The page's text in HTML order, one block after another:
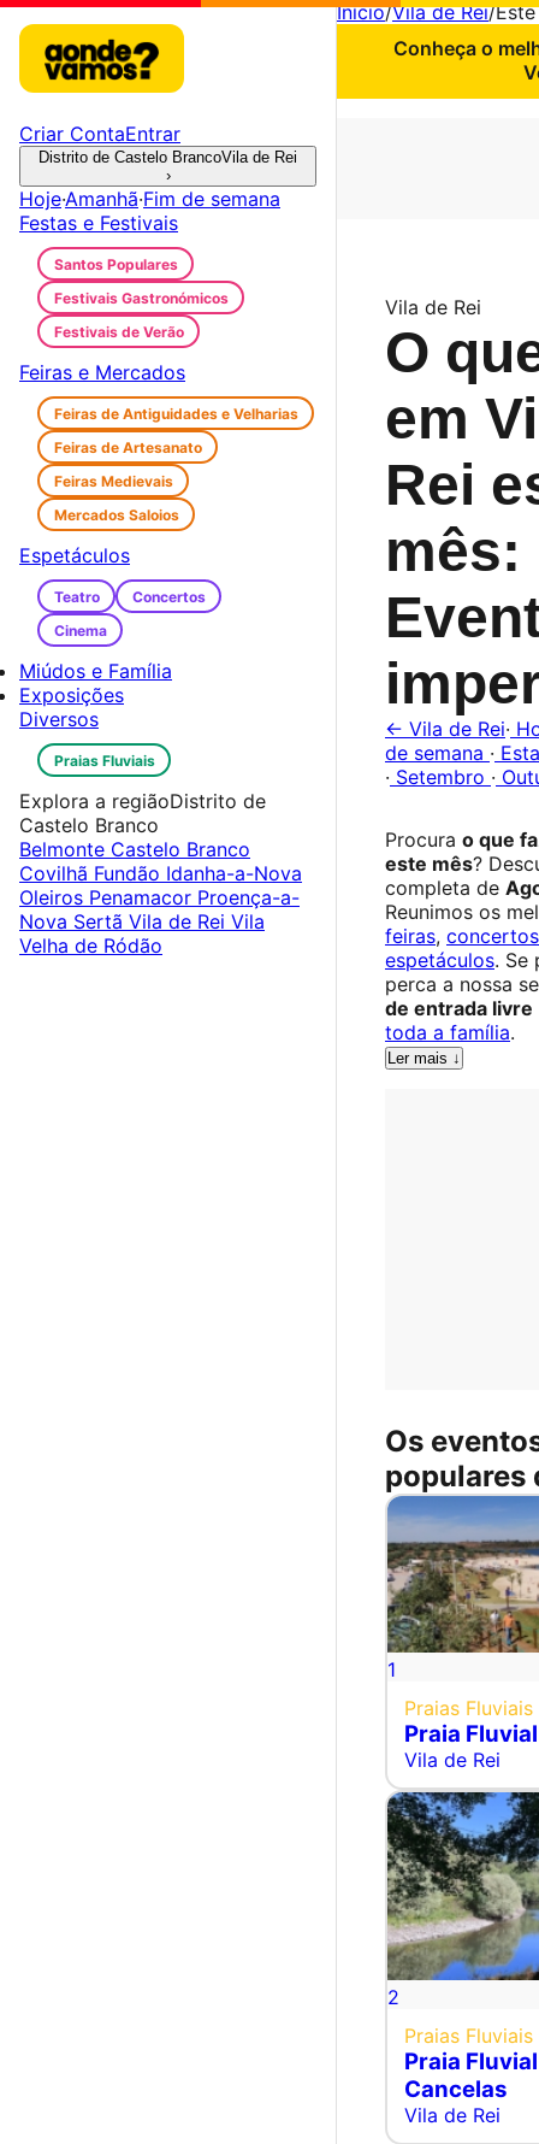
Início/Vila de Rei/
Conheça o
Vila de Rei
O
em
Rei
mês:
← Vila de Rei·
de semana ·
· Setembro ·
Procura o que
este mês?
completa de
Reunimos os
feiras, concertos
espetáculos. Se
perca a nossa
de entrada livre
toda a família.
Ler mais ↓
Os
populares
1
Praias Fluviais
Praia
Vila de Rei
2
Praias Fluviais
Praia
Cancelas
Vila de Rei
Criar ContaEntrar
Distrito de Castelo BrancoVila de Rei
›
Hoje·Amanhã·Fim de semana
Festas e Festivais
Santos Populares
Festivais Gastronómicos
Festivais de Verão
Feiras e Mercados
Feiras de Antiguidades e Velharias
Feiras de Artesanato
Feiras Medievais
Mercados Saloios
Espetáculos
Teatro
Concertos
Cinema
Miúdos e Família
Exposições
Diversos
Praias Fluviais
Explora a regiãoDistrito de
Castelo Branco
Belmonte Castelo Branco
Covilhã Fundão Idanha-a-Nova
Oleiros Penamacor Proença-a-
Nova Sertã Vila de Rei Vila
Velha de Ródão